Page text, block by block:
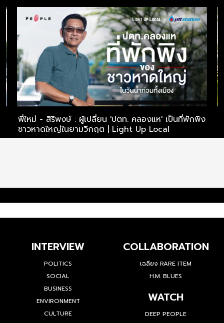
พี่ใหม่ - สิริพงษ์ : ผู้เปลี่ยน 'ปตท. คลองแห' เป็นที่พักพิง
ชาวหาดใหญ่ในยามวิกฤต | Light Up Local
INTERVIEW
POLITICS
SOCIAL
BUSINESS
ENVIRONMENT
CULTURE
COLLABORATION
เฉลียง RARE ITEM
H.M. BLUES
WATCH
DEEP PEOPLE